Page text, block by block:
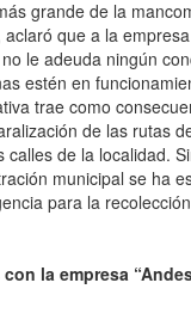
grande de la
que a la empresa
le adeuda ningún
estén en
trae como
de las rutas
calles de la localidad.
municipal se ha
para la
la empresa